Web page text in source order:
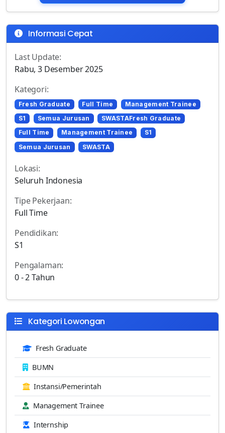
Informasi Cepat
Last Update:
Rabu, 3 Desember 2025
Kategori:
Fresh Graduate Full Time
Management Trainee
S1
Semua Jurusan
SWASTAFresh Graduate
Full Time
Management Trainee
S1
Semua Jurusan
SWASTA
Lokasi:
Seluruh Indonesia
Tipe Pekerjaan:
Full Time
Pendidikan:
S1
Pengalaman:
0 - 2 Tahun
Kategori Lowongan
Fresh Graduate
BUMN
Instansi/Pemerintah
Management Trainee
Internship